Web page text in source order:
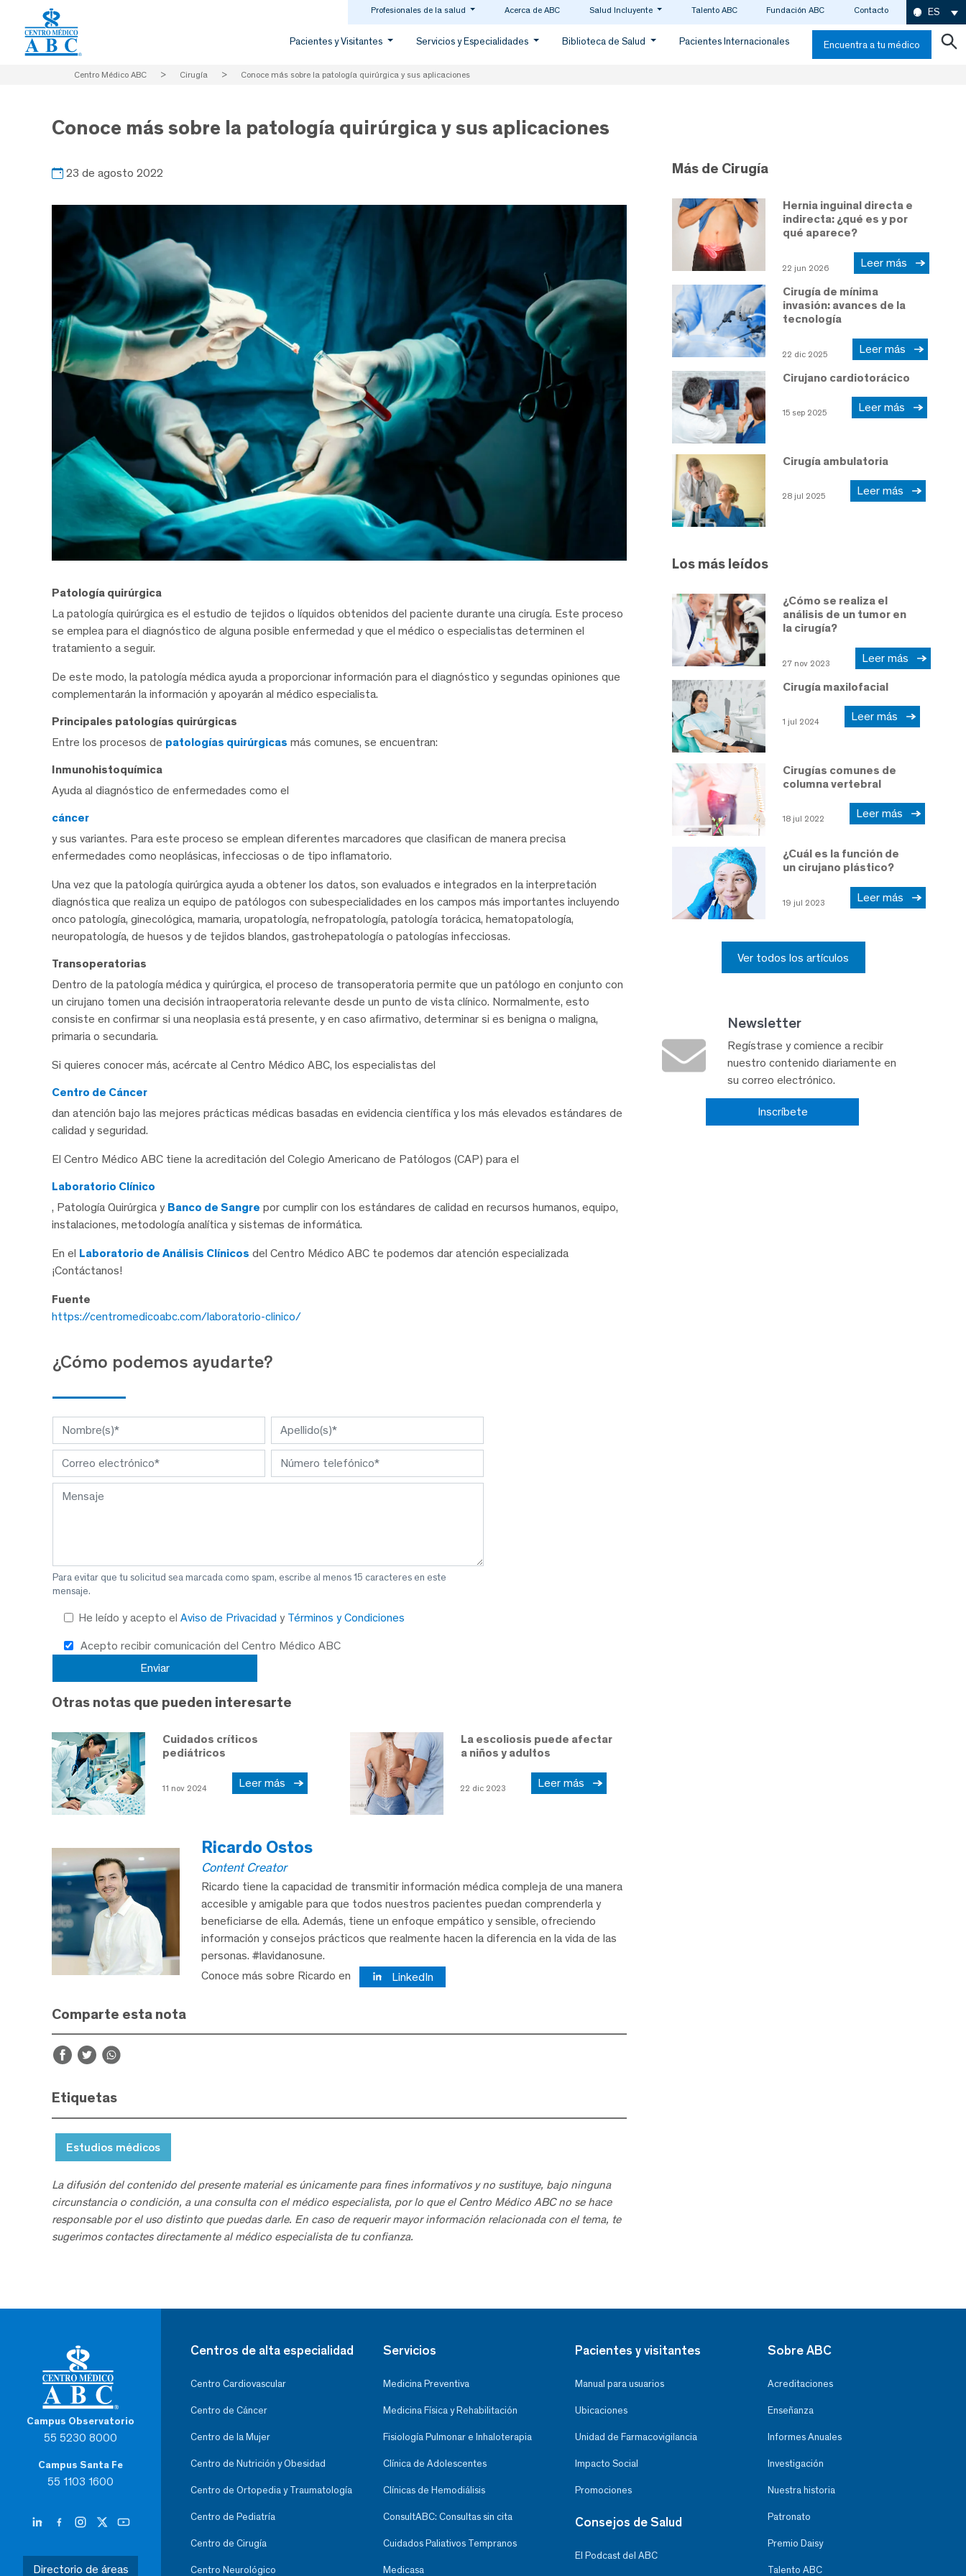
Profesionales de la salud Acerca de ABC Salud Incluyente Talento ABC Fundación ABC Contacto ES
Pacientes y Visitantes Servicios y Especialidades Biblioteca de Salud Pacientes Internacionales Encuentra a tu médico
Centro Médico ABC > Cirugía > Conoce más sobre la patología quirúrgica y sus aplicaciones
Conoce más sobre la patología quirúrgica y sus aplicaciones
23 de agosto 2022
Patología quirúrgica
La patología quirúrgica es el estudio de tejidos o líquidos obtenidos del paciente durante una cirugía. Este proceso
se emplea para el diagnóstico de alguna posible enfermedad y que el médico o especialistas determinen el
tratamiento a seguir.
De este modo, la patología médica ayuda a proporcionar información para el diagnóstico y segundas opiniones que
complementarán la información y apoyarán al médico especialista.
Principales patologías quirúrgicas
Entre los procesos de patologías quirúrgicas más comunes, se encuentran:
Inmunohistoquímica
Ayuda al diagnóstico de enfermedades como el
cáncer
y sus variantes. Para este proceso se emplean diferentes marcadores que clasifican de manera precisa
enfermedades como neoplásicas, infecciosas o de tipo inflamatorio.
Una vez que la patología quirúrgica ayuda a obtener los datos, son evaluados e integrados en la interpretación
diagnóstica que realiza un equipo de patólogos con subespecialidades en los campos más importantes incluyendo
onco patología, ginecológica, mamaria, uropatología, nefropatología, patología torácica, hematopatología,
neuropatología, de huesos y de tejidos blandos, gastrohepatología o patologías infecciosas.
Transoperatorias
Dentro de la patología médica y quirúrgica, el proceso de transoperatoria permite que un patólogo en conjunto con
un cirujano tomen una decisión intraoperatoria relevante desde un punto de vista clínico. Normalmente, esto
consiste en confirmar si una neoplasia está presente, y en caso afirmativo, determinar si es benigna o maligna,
primaria o secundaria.
Si quieres conocer más, acércate al Centro Médico ABC, los especialistas del
Centro de Cáncer
dan atención bajo las mejores prácticas médicas basadas en evidencia científica y los más elevados estándares de
calidad y seguridad.
El Centro Médico ABC tiene la acreditación del Colegio Americano de Patólogos (CAP) para el
Laboratorio Clínico
, Patología Quirúrgica y Banco de Sangre por cumplir con los estándares de calidad en recursos humanos, equipo,
instalaciones, metodología analítica y sistemas de informática.
En el Laboratorio de Análisis Clínicos del Centro Médico ABC te podemos dar atención especializada
¡Contáctanos!
Fuente
https://centromedicoabc.com/laboratorio-clinico/
¿Cómo podemos ayudarte?
Para evitar que tu solicitud sea marcada como spam, escribe al menos 15 caracteres en este
mensaje.
He leído y acepto el Aviso de Privacidad y Términos y Condiciones
Acepto recibir comunicación del Centro Médico ABC
Otras notas que pueden interesarte
Cuidados críticos
pediátricos
11 nov 2024 Leer más
La escoliosis puede afectar
a niños y adultos
22 dic 2023 Leer más
Ricardo Ostos
Content Creator
Ricardo tiene la capacidad de transmitir información médica compleja de una manera
accesible y amigable para que todos nuestros pacientes puedan comprenderla y
beneficiarse de ella. Además, tiene un enfoque empático y sensible, ofreciendo
información y consejos prácticos que realmente hacen la diferencia en la vida de las
personas. #lavidanosune.
Conoce más sobre Ricardo en
LinkedIn
Comparte esta nota
Etiquetas
Estudios médicos
La difusión del contenido del presente material es únicamente para fines informativos y no sustituye, bajo ninguna
circunstancia o condición, a una consulta con el médico especialista, por lo que el Centro Médico ABC no se hace
responsable por el uso distinto que puedas darle. En caso de requerir mayor información relacionada con el tema, te
sugerimos contactes directamente al médico especialista de tu confianza.
Más de Cirugía
Hernia inguinal directa e
indirecta: ¿qué es y por
qué aparece?
22 jun 2026 Leer más
Cirugía de mínima
invasión: avances de la
tecnología
22 dic 2025 Leer más
Cirujano cardiotorácico
15 sep 2025 Leer más
Cirugía ambulatoria
28 jul 2025 Leer más
Los más leídos
¿Cómo se realiza el
análisis de un tumor en
la cirugía?
27 nov 2023 Leer más
Cirugía maxilofacial
1 jul 2024 Leer más
Cirugías comunes de
columna vertebral
18 jul 2022 Leer más
¿Cuál es la función de
un cirujano plástico?
19 jul 2023 Leer más
Ver todos los artículos
Newsletter
Regístrase y comience a recibir
nuestro contenido diariamente en
su correo electrónico.
Inscríbete
Campus Observatorio
55 5230 8000
Campus Santa Fe
55 1103 1600
Directorio de áreas
Centros de alta especialidad
Centro Cardiovascular
Centro de Cáncer
Centro de la Mujer
Centro de Nutrición y Obesidad
Centro de Ortopedia y Traumatología
Centro de Pediatría
Centro de Cirugía
Centro Neurológico
Servicios
Medicina Preventiva
Medicina Física y Rehabilitación
Fisiología Pulmonar e Inhaloterapia
Clínica de Adolescentes
Clínicas de Hemodiálisis
ConsultABC: Consultas sin cita
Cuidados Paliativos Tempranos
Medicasa
Pacientes y visitantes
Manual para usuarios
Ubicaciones
Unidad de Farmacovigilancia
Impacto Social
Promociones
Consejos de Salud
El Podcast del ABC
Sobre ABC
Acreditaciones
Enseñanza
Informes Anuales
Investigación
Nuestra historia
Patronato
Premio Daisy
Talento ABC